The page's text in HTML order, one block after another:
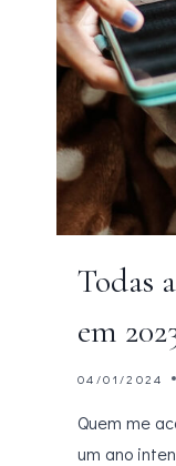
Todas
em
04/01/2024
Quem me
um ano